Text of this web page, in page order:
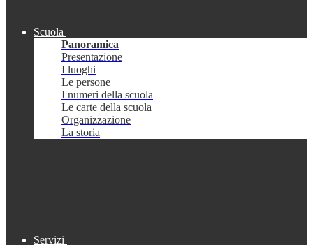
Scuola
Panoramica
Presentazione
I luoghi
Le persone
I numeri della scuola
Le carte della scuola
Organizzazione
La storia
Servizi